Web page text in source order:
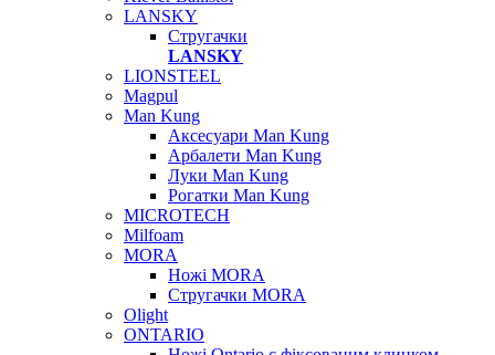
LANSKY
Стругачки
LANSKY
LIONSTEEL
Magpul
Man Kung
Аксесуари Man Kung
Арбалети Man Kung
Луки Man Kung
Рогатки Man Kung
MICROTECH
Milfoam
MORA
Ножі MORA
Стругачки MORA
Olight
ONTARIO